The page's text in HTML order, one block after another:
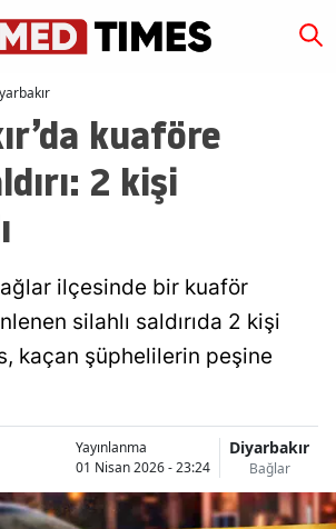
kuaföre
2 kişi
ilçesinde bir kuaför
silahlı saldırıda 2 kişi
kaçan şüphelilerin peşine
Yayınlanma
01 Nisan 2026 - 23:24
Diyarbakır
Bağlar